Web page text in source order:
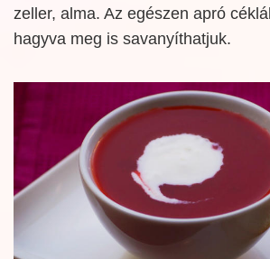
zeller, alma. Az egészen apró
hagyva meg is savanyíthatjuk.